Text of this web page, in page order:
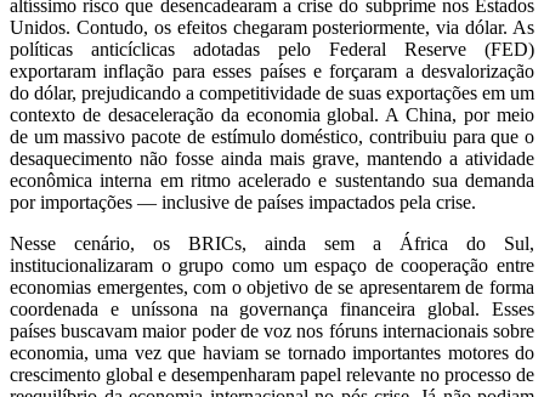
altíssimo risco que desencadearam a crise do subprime nos Estados
Unidos. Contudo, os efeitos chegaram posteriormente, via dólar. As
políticas anticíclicas adotadas pelo Federal Reserve (FED)
exportaram inflação para esses países e forçaram a desvalorização
do dólar, prejudicando a competitividade de suas exportações em um
contexto de desaceleração da economia global. A China, por meio
de um massivo pacote de estímulo doméstico, contribuiu para que o
desaquecimento não fosse ainda mais grave, mantendo a atividade
econômica interna em ritmo acelerado e sustentando sua demanda
por importações — inclusive de países impactados pela crise.
Nesse cenário, os BRICs, ainda sem a África do Sul,
institucionalizaram o grupo como um espaço de cooperação entre
economias emergentes, com o objetivo de se apresentarem de forma
coordenada e uníssona na governança financeira global. Esses
países buscavam maior poder de voz nos fóruns internacionais sobre
economia, uma vez que haviam se tornado importantes motores do
crescimento global e desempenharam papel relevante no processo de